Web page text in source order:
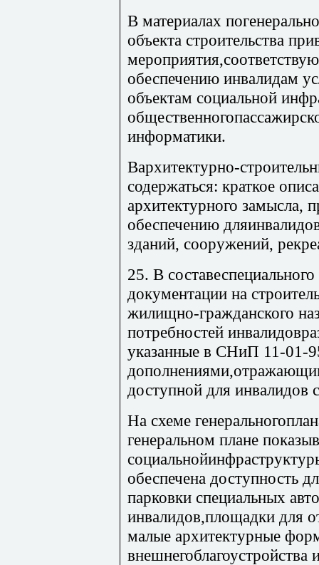
В материалах
объекта строительства
обеспечению инвалидам
объектам социальной
информатики.
Вархитектурно-
содержаться: краткое
архитектурного замысла,
обеспечению
зданий, сооружений,
25. В
документации на
жилищно-гражданского
потребностей
указанные в СНиП 11-01-
доступной для инвалидов
На схеме
генеральном плане
обеспечена доступность
парковки специальных
инвалидов,площадки для
малые архитектурные
внешнегоблагоустройства